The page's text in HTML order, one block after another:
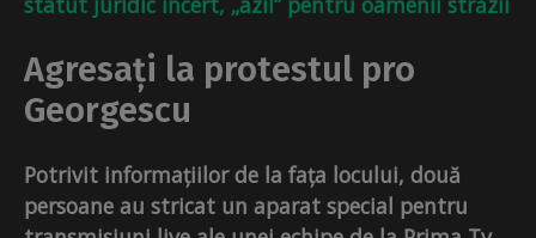
Agresați la protestul pro
Georgescu
Potrivit informațiilor de la fața locului, două
persoane au stricat un aparat special pentru